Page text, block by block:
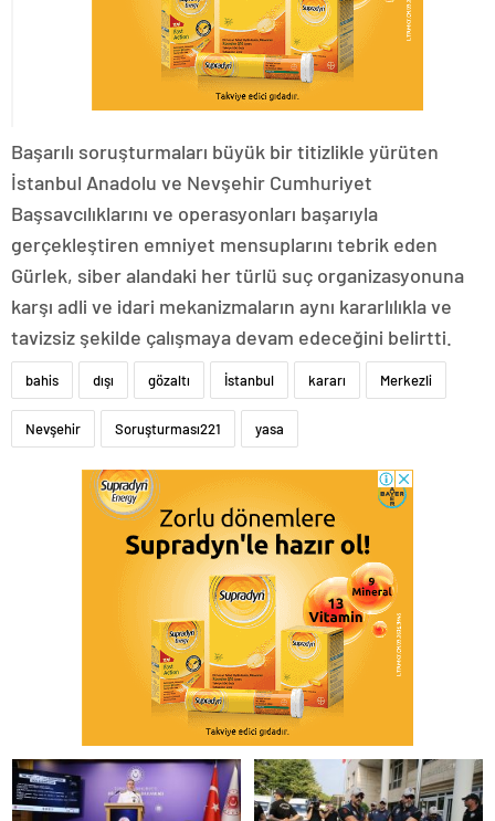
Başarılı soruşturmaları büyük bir titizlikle yürüten
İstanbul Anadolu ve Nevşehir Cumhuriyet
Başsavcılıklarını ve operasyonları başarıyla
gerçekleştiren emniyet mensuplarını tebrik eden
Gürlek, siber alandaki her türlü suç organizasyonuna
karşı adli ve idari mekanizmaların aynı kararlılıkla ve
tavizsiz şekilde çalışmaya devam edeceğini belirtti.
bahis dışı gözaltı İstanbul kararı Merkezli
Nevşehir Soruşturması221 yasa